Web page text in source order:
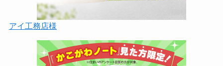
アイ工務店様